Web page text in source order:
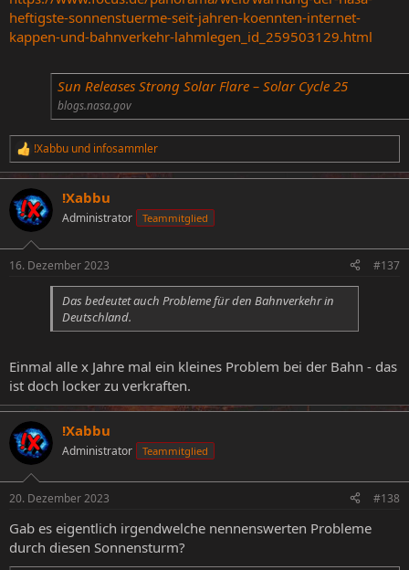
heftigste-sonnenstuerme-seit-jahren-koennten-internet-
kappen-und-bahnverkehr-lahmlegen_id_259503129.html
Sun Releases Strong Solar Flare – Solar Cycle 25
blogs.nasa.gov
R
e
a
k
t
i
e
!Xabbu und infosammler
!Xabbu
Administrator Teammitglied
16. Dezember 2023 #137
Das bedeutet auch Probleme für den Bahnverkehr in
Deutschland.
Einmal alle x Jahre mal ein kleines Problem bei der Bahn - das
ist doch locker zu verkraften.
!Xabbu
Administrator Teammitglied
20. Dezember 2023 #138
Gab es eigentlich irgendwelche nennenswerten Probleme
durch diesen Sonnensturm?